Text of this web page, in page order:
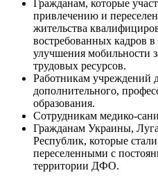
Гражданам, которые
привлечению и
жительства
востребованных кадров
улучшения мобильности
трудовых ресурсов.
Работникам учреждений
дополнительного,
образования.
Сотрудникам медико-
Гражданам Украины,
Республик, которые
переселенными с
территории ДФО.